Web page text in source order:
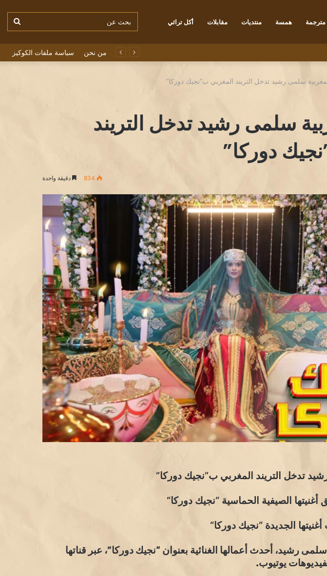
مترجمة همسة منتديات مقابلات أكل تراثي بحث
من نحن سياسة ملفات الكوكيز
سلمى رشيد تدخل التريند المغربي ب”نجيك دوركا”
سلمى رشيد تدخل التريند
دوركا”
834 دقيقة واحدة
تدخل التريند المغربي ب”نجيك دوركا”
الصيفية الحماسية “نجيك دوركا“
الجديدة “نجيك دوركا“
سلمى رشيد، أحدث أعمالها الغنائية بعنوان “نجيك دوركا”، عبر قناتها
يوتيوب.